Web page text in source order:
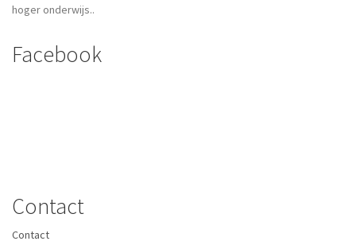
hoger onderwijs..
Facebook
Contact
Contact